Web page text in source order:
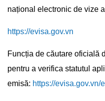
național electronic de vize
https://evisa.gov.vn
Funcția de căutare oficială
pentru a verifica statutul
emisă: https://evisa.gov.vn/